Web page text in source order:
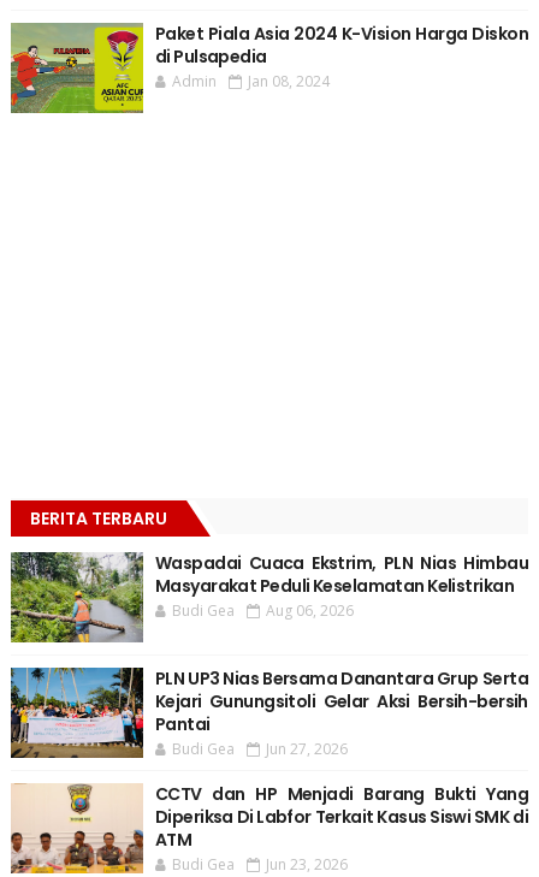
Paket Piala Asia 2024 K-Vision Harga Diskon
di Pulsapedia
Admin Jan 08, 2024
BERITA TERBARU
Waspadai Cuaca Ekstrim, PLN Nias Himbau
Masyarakat Peduli Keselamatan Kelistrikan
Budi Gea Aug 06, 2026
PLN UP3 Nias Bersama Danantara Grup Serta
Kejari Gunungsitoli Gelar Aksi Bersih-bersih
Pantai
Budi Gea Jun 27, 2026
CCTV dan HP Menjadi Barang Bukti Yang
Diperiksa Di Labfor Terkait Kasus Siswi SMK di
ATM
Budi Gea Jun 23, 2026